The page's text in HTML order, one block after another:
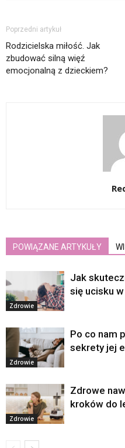
Poprzedni artykuł
Rodzicielska miłość. Jak
zbudować silną więź
emocjonalną z dzieckiem?
POWIĄZANE ARTYKUŁY
Zdrowie
Jak
się ucisku
Zdrowie
Po co nam
sekrety jej
Zdrowie
Zdrowe
kroków do